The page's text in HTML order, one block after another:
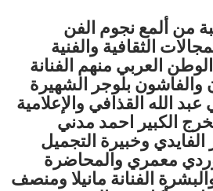
من ألمع نجوم الفن
الثقافية والفنية
العربي منهم الفنانة
والفاشون بلوجر الشهيرة
عبد الله القذافي والإعلامية
الكبير احمد مدني
وخبيرة التجميل
معمري والمحاضرة
الفنانة مانيلا ومنصف